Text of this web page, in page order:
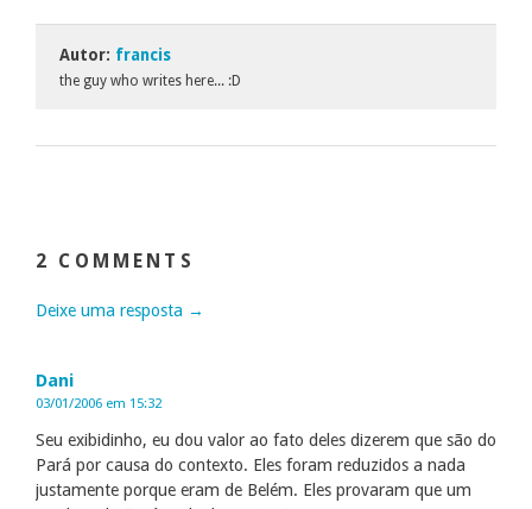
Autor: francis
the guy who writes here... :D
2 COMMENTS
Deixe uma resposta →
Dani
03/01/2006 em 15:32
Seu exibidinho, eu dou valor ao fato deles dizerem que são do
Pará por causa do contexto. Eles foram reduzidos a nada
justamente porque eram de Belém. Eles provaram que um